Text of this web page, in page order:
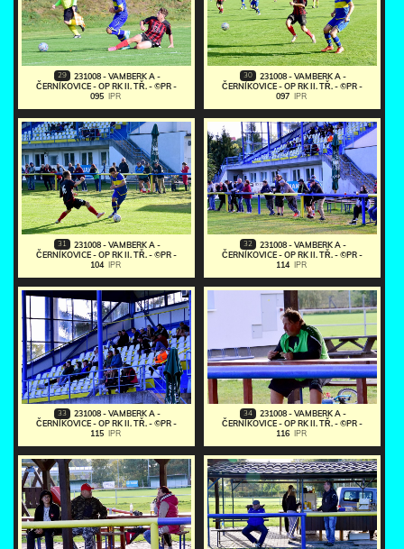
29
231008 - VAMBERK A -
ČERNÍKOVICE - OP RK II. TŘ. - ©PR -
095 IPR
30
231008 - VAMBERK A -
ČERNÍKOVICE - OP RK II. TŘ. - ©PR -
097 IPR
31
231008 - VAMBERK A -
ČERNÍKOVICE - OP RK II. TŘ. - ©PR -
104 IPR
32
231008 - VAMBERK A -
ČERNÍKOVICE - OP RK II. TŘ. - ©PR -
114 IPR
33
231008 - VAMBERK A -
ČERNÍKOVICE - OP RK II. TŘ. - ©PR -
115 IPR
34
231008 - VAMBERK A -
ČERNÍKOVICE - OP RK II. TŘ. - ©PR -
116 IPR